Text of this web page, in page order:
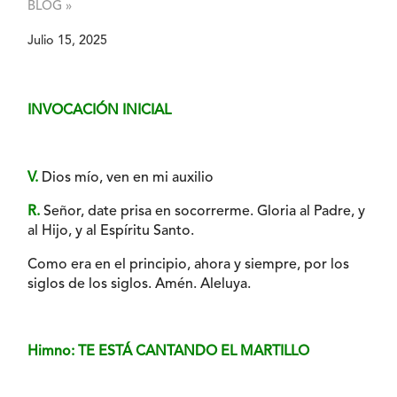
BLOG »
Julio 15, 2025
INVOCACIÓN INICIAL
V. Dios mío, ven en mi auxilio
R. Señor, date prisa en socorrerme. Gloria al Padre, y
al Hijo, y al Espíritu Santo.
Como era en el principio, ahora y siempre, por los
siglos de los siglos. Amén. Aleluya.
Himno: TE ESTÁ CANTANDO EL MARTILLO